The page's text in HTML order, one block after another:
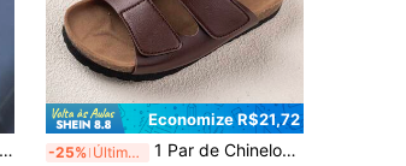
Economize R$21,72
-25% Últimos 3 dias 1 Par de Chinelos Confortáveis, Elegantes, Antiderrapantes, Versáteis para Uso Diário e Praia